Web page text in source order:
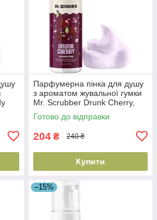
Парфумерна пінка для душу
з ароматом жувальної гумки
Mr. Scrubber Drunk Cherry,
150 мл (4823109701618)
Готово до відправки
204 ₴ 240 ₴
Купити
–15%